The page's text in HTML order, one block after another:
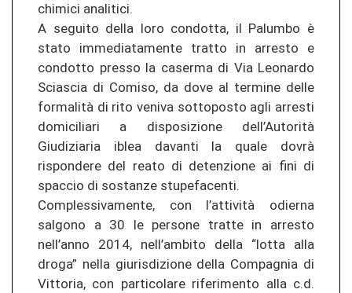
chimici analitici.
A seguito della loro condotta, il Palumbo è
stato immediatamente tratto in arresto e
condotto presso la caserma di Via Leonardo
Sciascia di Comiso, da dove al termine delle
formalità di rito veniva sottoposto agli arresti
domiciliari a disposizione dell’Autorità
Giudiziaria iblea davanti la quale dovrà
rispondere del reato di detenzione ai fini di
spaccio di sostanze stupefacenti.
Complessivamente, con l’attività odierna
salgono a 30 le persone tratte in arresto
nell’anno 2014, nell’ambito della “lotta alla
droga” nella giurisdizione della Compagnia di
Vittoria, con particolare riferimento alla c.d.